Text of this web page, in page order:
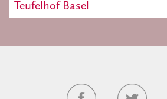
Teufelhof Basel